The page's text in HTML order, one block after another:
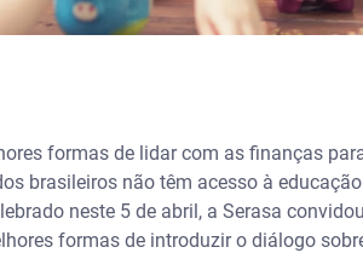
formas de lidar com as finanças
brasileiros não têm acesso à
neste 5 de abril, a Serasa
formas de introduzir o diálogo